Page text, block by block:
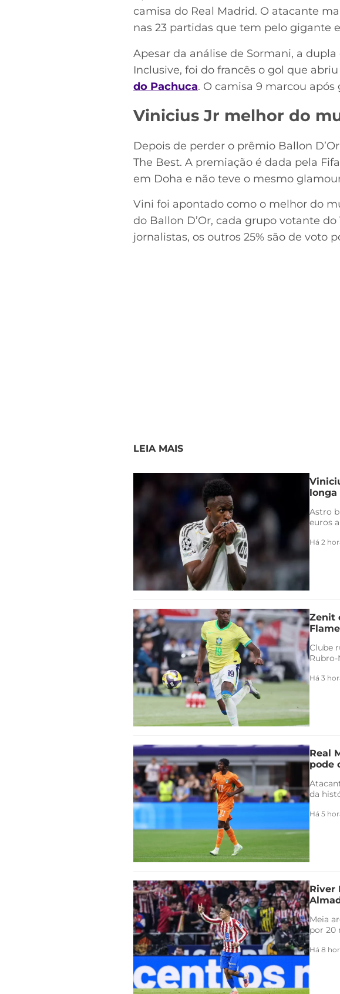
camisa do Real Madrid. O atacante
nas 23 partidas que tem pelo gigante
Apesar da análise de Sormani, a
Inclusive, foi do francês o gol que
do Pachuca. O camisa 9 marcou
Vinicius Jr melhor do
Depois de perder o prêmio Ballon
The Best. A premiação é dada pela
em Doha e não teve o mesmo
Vini foi apontado como o melhor do
do Ballon D’Or, cada grupo votante
jornalistas, os outros 25% são de voto
LEIA MAIS
longa
Astro
euros
Há 2
Zenit
Clube
Rubro-
Há 3
Real
pode
da
Há 5
River
Meia
por 20
Há 8